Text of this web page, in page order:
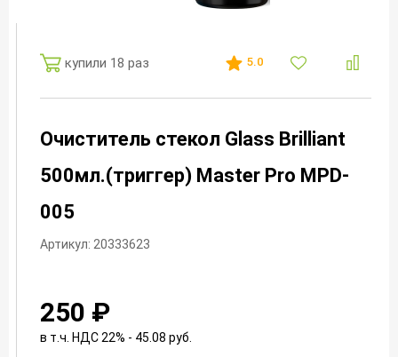
купили 18 раз 5.0
Очиститель стекол Glass Brilliant
500мл.(триггер) Master Pro MPD-
005
Артикул: 20333623
250 ₽
в т.ч. НДС 22% - 45.08 руб.